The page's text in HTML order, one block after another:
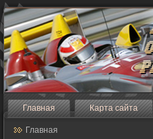
Главная Карта сайта
Главная